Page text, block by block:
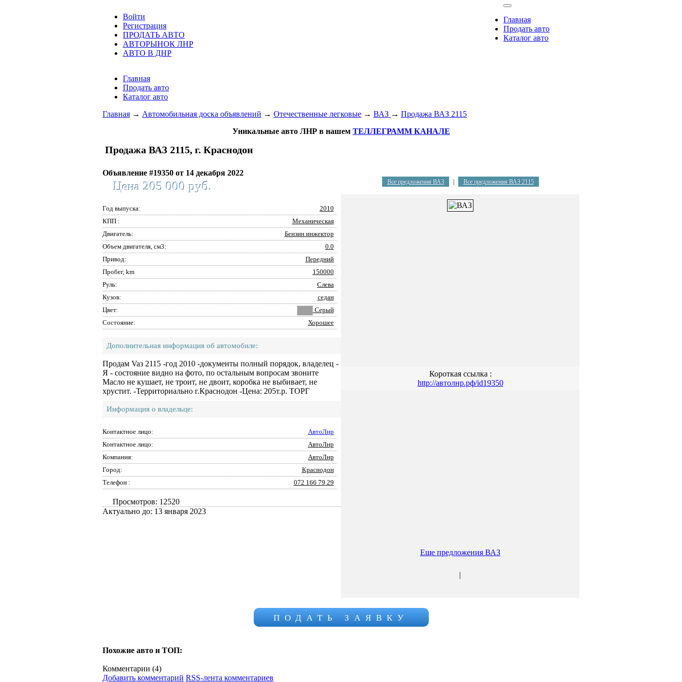
Войти
Регистрация
ПРОДАТЬ АВТО
АВТОРЫНОК ЛНР
АВТО В ДНР
Главная
Продать авто
Каталог авто
Главная
Продать авто
Каталог авто
Главная → Автомобильная доска объявлений → Отечественные легковые → ВАЗ → Продажа ВАЗ 2115
Уникальные авто ЛНР в нашем ТЕЛЛЕГРАММ КАНАЛЕ
Продажа ВАЗ 2115, г. Краснодон
Объявление #19350 от 14 декабря 2022
Цена 205 000 руб. Все предложения ВАЗ Все предложения ВАЗ 2115
Год выпуска:
2010
КПП :
Механическая
Двигатель:
Бензин инжектор
Объем двигателя, см3:
0.0
Привод:
Передний
Пробег, km
150000
Руль:
Слева
Кузов:
седан
Цвет:
Серый
Состояние:
Хорошее
Дополнительная информация об автомобиле:
Продам Vaз 2115 -год 2010 -документы полный порядок, владелец -
Я - состояние видно на фото, по остальным вопросам звоните
Масло не кушает, не троит, не двоит, коробка не выбивает, не
хрустит. -Территориально г.Краснодон -Цена: 205т.р. ТОРГ
Информация о владельце:
Контактное лицо:
АвтоЛнр
Контактное лицо:
АвтоЛнр
Компания:
АвтоЛнр
Город:
Краснодон
Телефон :
072 166 79 29
Просмотров: 12520
Актуально до: 13 января 2023
Короткая ссылка :
http://автолнр.рф/id19350
Еще предложения ВАЗ
|
ПОДАТЬ ЗАЯВКУ
Похожие авто и ТОП:
Комментарии (4)
Добавить комментарий RSS-лента комментариев